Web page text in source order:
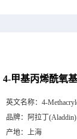
4-甲基丙烯酰氧
英文名称： 4-
品牌： 阿拉丁(Aladdin)
产地： 上海